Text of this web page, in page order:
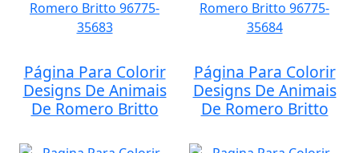
Página Para Colorir
Designs De Animais
De Romero Britto
Página Para Colorir
Designs De Animais
De Romero Britto